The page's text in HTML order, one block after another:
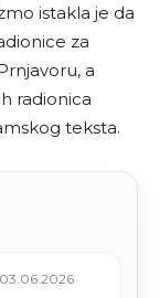
istakla je da
za
a
radionica
teksta.
03.06.2026